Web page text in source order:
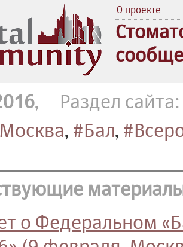
О проекте
, Раздел сайта:
, #Бал,
о Федеральном